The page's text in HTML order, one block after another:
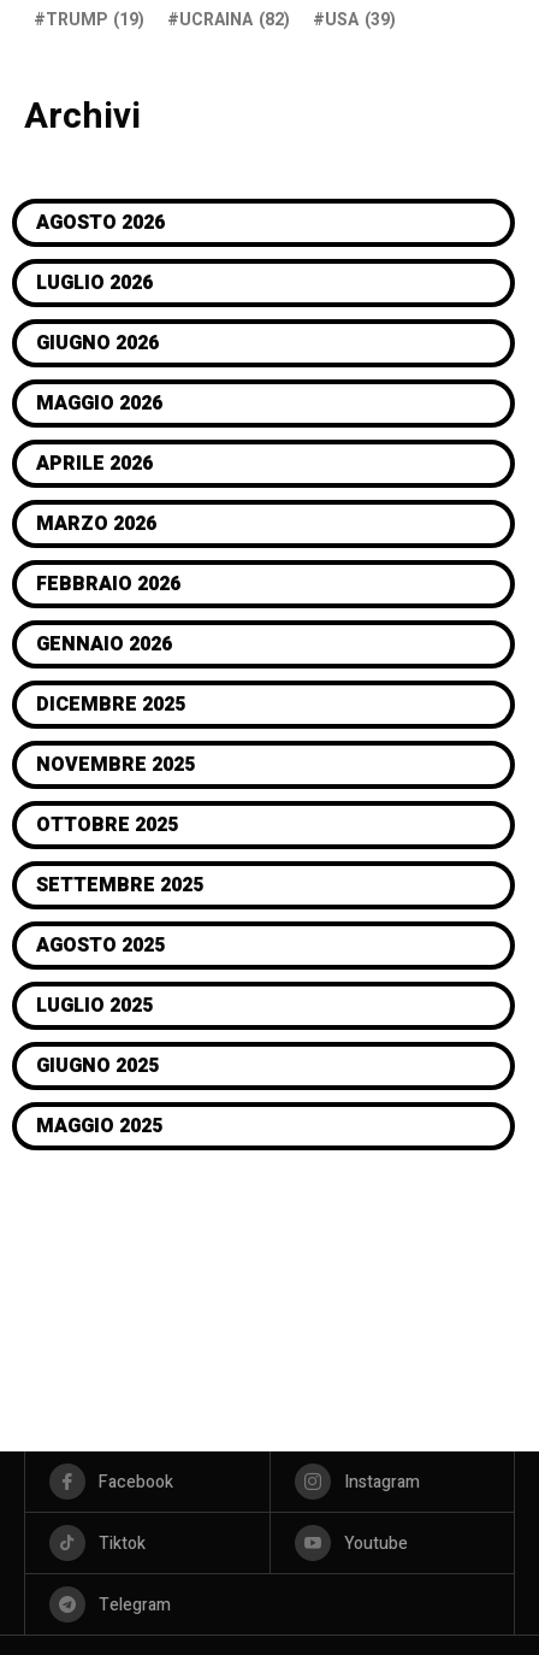
TRUMP (19) UCRAINA (82) USA (39)
Archivi
AGOSTO 2026
LUGLIO 2026
GIUGNO 2026
MAGGIO 2026
APRILE 2026
MARZO 2026
FEBBRAIO 2026
GENNAIO 2026
DICEMBRE 2025
NOVEMBRE 2025
OTTOBRE 2025
SETTEMBRE 2025
AGOSTO 2025
LUGLIO 2025
GIUGNO 2025
MAGGIO 2025
Facebook Instagram
Tiktok Youtube
Telegram